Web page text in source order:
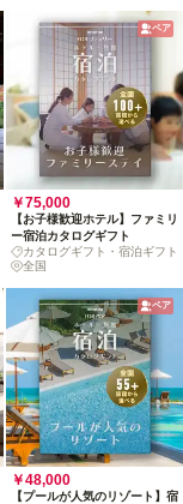
ペア
￥75,000
【お子様歓迎ホテル】ファミリ
ー宿泊カタログギフト
カタログギフト・宿泊ギフト
全国
ペア
￥48,000
【プールが人気のリゾート】宿